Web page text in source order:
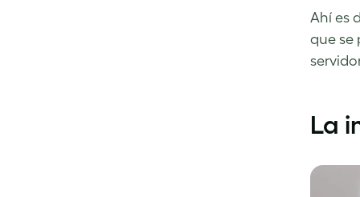
Ahí es
que se
La